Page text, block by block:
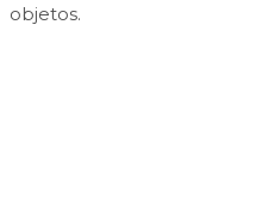
objetos.